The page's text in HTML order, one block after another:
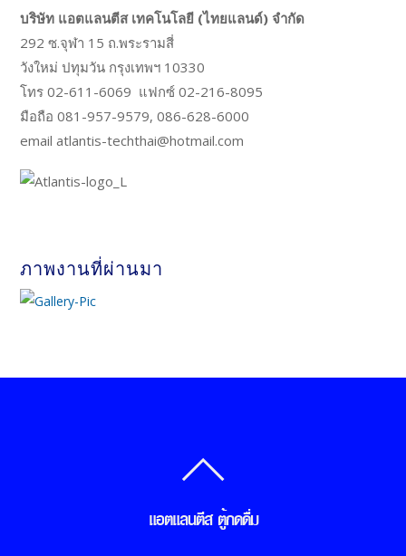
บริษัท แอตแลนตีส เทคโนโลยี (ไทยแลนด์) จำกัด
292 ซ.จุฬา 15 ถ.พระรามสี่
วังใหม่ ปทุมวัน กรุงเทพฯ 10330
โทร 02-611-6069 แฟกซ์ 02-216-8095
มือถือ 081-957-9579, 086-628-6000
email atlantis-techthai@hotmail.com
ภาพงานที่ผ่านมา
แอตแลนตีส ตู้กดดื่ม